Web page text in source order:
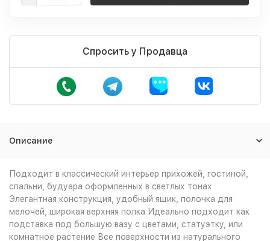
Спросить у Продавца
Описание
Подходит в классический интерьер прихожей, гостиной,
спальни, будуара оформленных в светлых тонах
Элегантная конструкция, удобный ящик, полочка для
мелочей, широкая верхняя полка Идеально подходит как
подставка под большую вазу с цветами, статуэтку, или
комнатное растение Все поверхности из натурального